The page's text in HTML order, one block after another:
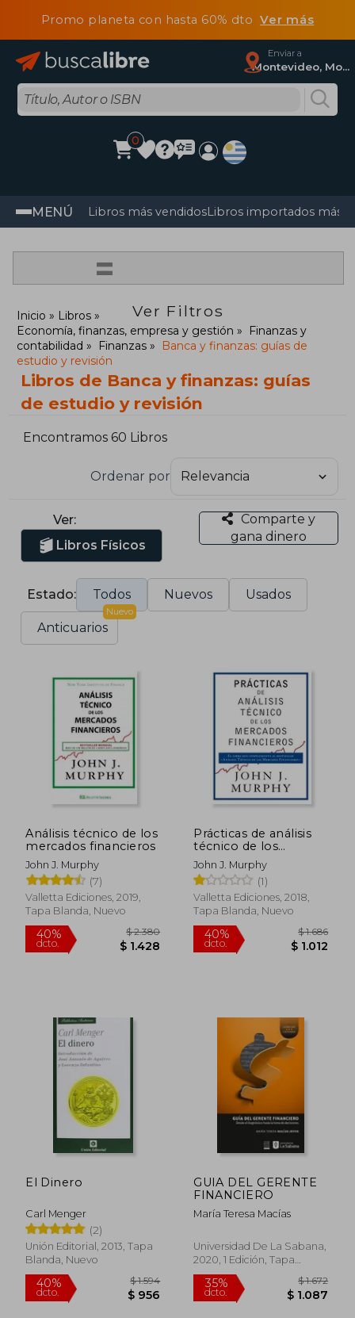
Promo planeta con hasta 60% dtoVer más
Enviar a
Montevideo, Montevideo
0
MENÚ Libros más vendidosLibros importados más
=
Ver Filtros
Inicio
Libros
Economía, finanzas, empresa y gestión
Finanzas y
contabilidad
Finanzas
Banca y finanzas: guías de
estudio y revisión
Libros de Banca y finanzas: guías
de estudio y revisión
Encontramos 60 Libros
Ordenar por
Ver:
Libros Físicos
Comparte y
gana dinero
Estado: Todos Nuevos Usados
Anticuarios
Nuevo
Análisis técnico de los
mercados financieros
John J. Murphy
(7)
Valletta Ediciones, 2019,
Tapa Blanda, Nuevo
40%
dcto.
Prácticas de análisis
técnico de los
mercados financieros
John J. Murphy
(1)
Valletta Ediciones, 2018,
Tapa Blanda, Nuevo
40%
dcto.
El Dinero
Carl Menger
(2)
Unión Editorial, 2013, Tapa
Blanda, Nuevo
GUIA DEL GERENTE
FINANCIERO
María Teresa Macías
Universidad De La Sabana,
2020, 1 Edición, Tapa
Blanda, Nuevo